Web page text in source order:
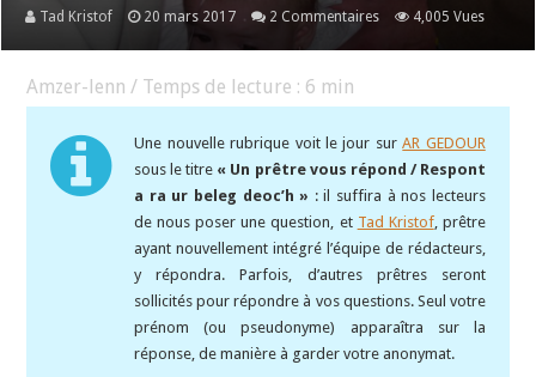
Tad Kristof 20 mars 2017 2 Commentaires 4,005 Vues
Amzer-lenn / Temps de lecture : 6 min
Une nouvelle rubrique voit le jour surAR GEDOUR
sous le titre « Un prêtre vous répond / Respont
a ra ur beleg deoc’h » : il suffira à nos lecteurs
de nous poser une question, et Tad Kristof, prêtre
ayant nouvellement intégré l’équipe de rédacteurs,
y répondra. Parfois, d’autres prêtres seront
sollicités pour répondre à vos questions. Seul votre
prénom (ou pseudonyme) apparaîtra sur la
réponse, de manière à garder votre anonymat.